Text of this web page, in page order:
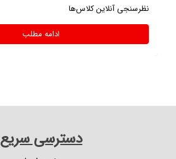
نظرسنجی آنلاین کلاس‌ها
ادامه مطلب
دسترسی سریع